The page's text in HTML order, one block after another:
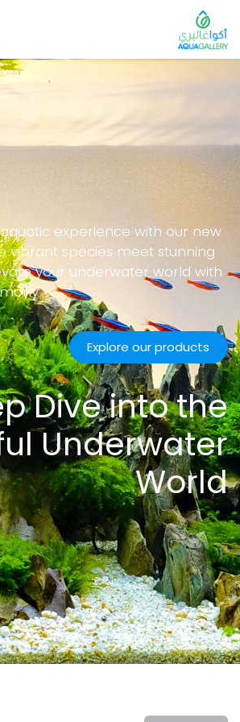
تخطي للذهاب إلى المحتوى
experience with our new
vibrant species meet stunning
your underwater world with
Explore our products
Dive into the
Underwater
World